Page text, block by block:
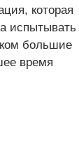
которая
испытывать
большие
время